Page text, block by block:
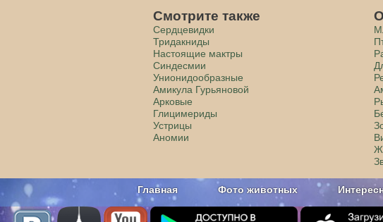
Смотрите также
Сердцевидки
Тридакниды
Настоящие мактры
Синдесмии
Унионидообразные
Амикула Гурьяновой
Арковые
Глицимериды
Устрицы
Аномии
Главная Фото животных
Наши приложения. Бесплатно и без рекламы